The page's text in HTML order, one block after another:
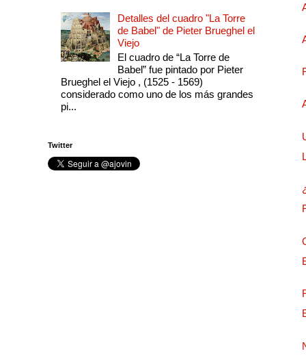
Detalles del cuadro "La Torre
de Babel" de Pieter Brueghel el
Viejo
El cuadro de “La Torre de
Babel” fue pintado por Pieter
Brueghel el Viejo , (1525 - 1569)
considerado como uno de los más grandes
pi...
Twitter